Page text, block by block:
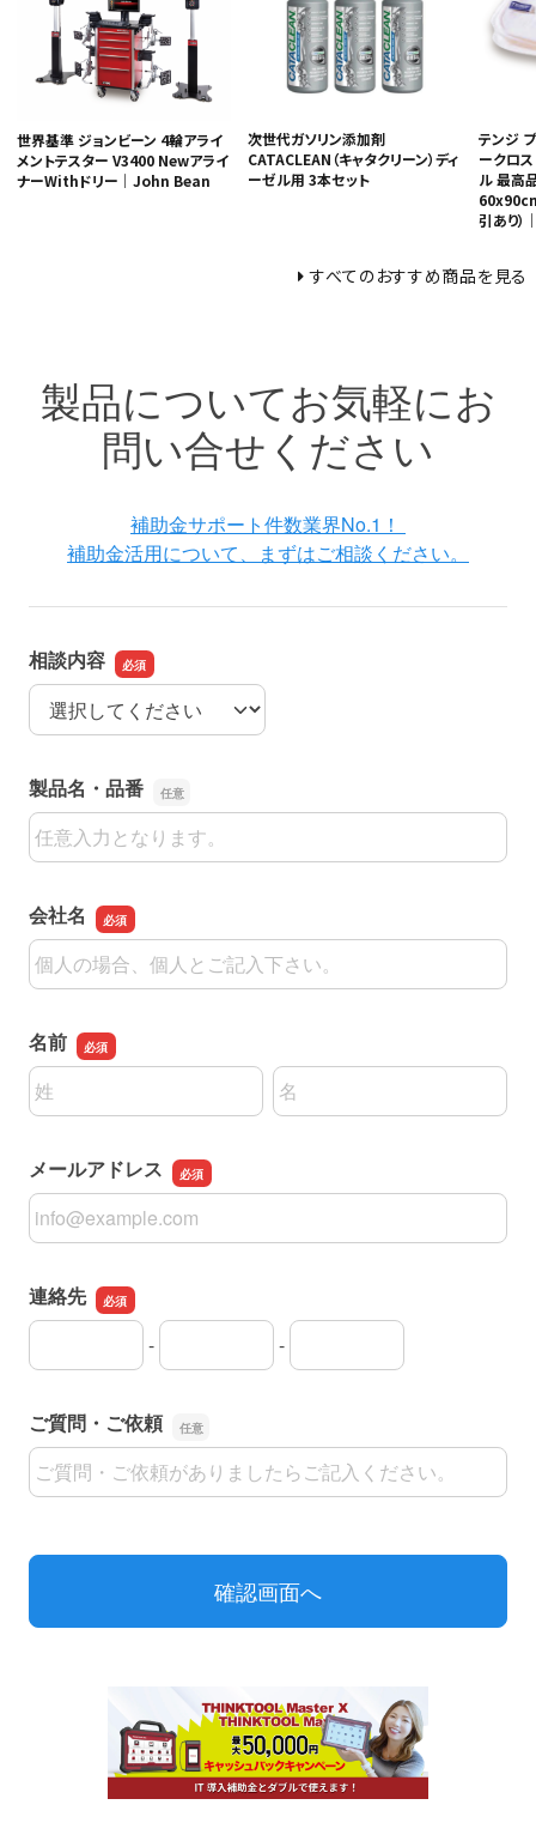
世界基準 ジョンビーン 4輪アライ
メントテスター V3400 Newアライ
ナーWithドリー｜John Bean
次世代ガソリン添加剤
CATACLEAN（キャタクリーン）ディ
ーゼル用 3本セット
テンジ
ークロ
ル 最高
引あり
すべてのおすすめ商品を見る